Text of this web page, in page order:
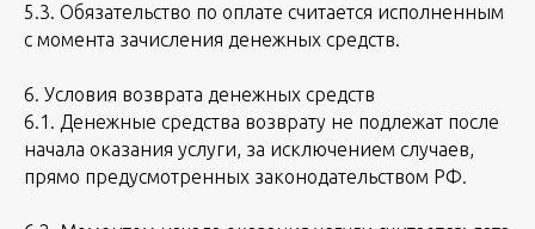
5.3. Обязательство по оплате считается исполненным
с момента зачисления денежных средств.
6. Условия возврата денежных средств
6.1. Денежные средства возврату не подлежат после
начала оказания услуги, за исключением случаев,
прямо предусмотренных законодательством РФ.